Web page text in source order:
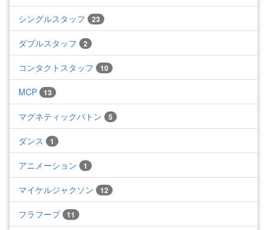
シングルスタッフ 23
ダブルスタッフ 2
コンタクトスタッフ 10
MCP 13
マグネティックバトン 5
ダンス 1
アニメーション 1
マイケルジャクソン 12
フラフープ 11